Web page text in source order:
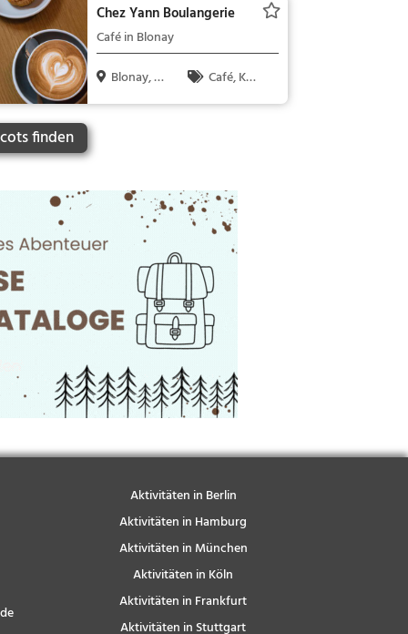
Chez Yann Boulangerie
Café in Blonay
Blonay, Sc
hweiz
Café, Kaff
ee / Kuchen,
e
finden
Aktivitäten in Berlin
Aktivitäten in Hamburg
Aktivitäten in München
Aktivitäten in Köln
Aktivitäten in Frankfurt
Aktivitäten in Stuttgart